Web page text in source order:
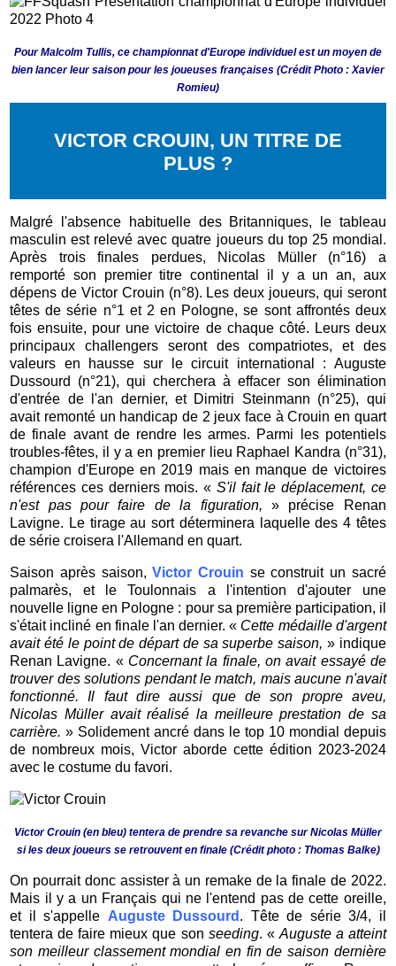
Pour Malcolm Tullis, ce championnat d'Europe individuel est un moyen de
bien lancer leur saison pour les joueuses françaises (Crédit Photo : Xavier
Romieu)
VICTOR CROUIN, UN TITRE DE
PLUS ?
Malgré l'absence habituelle des Britanniques, le tableau
masculin est relevé avec quatre joueurs du top 25 mondial.
Après trois finales perdues, Nicolas Müller (n°16) a
remporté son premier titre continental il y a un an, aux
dépens de Victor Crouin (n°8). Les deux joueurs, qui seront
têtes de série n°1 et 2 en Pologne, se sont affrontés deux
fois ensuite, pour une victoire de chaque côté. Leurs deux
principaux challengers seront des compatriotes, et des
valeurs en hausse sur le circuit international : Auguste
Dussourd (n°21), qui cherchera à effacer son élimination
d'entrée de l'an dernier, et Dimitri Steinmann (n°25), qui
avait remonté un handicap de 2 jeux face à Crouin en quart
de finale avant de rendre les armes. Parmi les potentiels
troubles-fêtes, il y a en premier lieu Raphael Kandra (n°31),
champion d'Europe en 2019 mais en manque de victoires
références ces derniers mois.« S'il fait le déplacement, ce
n'est pas pour faire de la figuration,» précise Renan
Lavigne. Le tirage au sort déterminera laquelle des 4 têtes
de série croisera l'Allemand en quart.
Saison après saison,Victor Crouin se construit un sacré
palmarès, et le Toulonnais a l'intention d'ajouter une
nouvelle ligne en Pologne : pour sa première participation, il
s'était incliné en finale l'an dernier. « Cette médaille d'argent
avait été le point de départ de sa superbe saison,» indique
Renan Lavigne. « Concernant la finale, on avait essayé de
trouver des solutions pendant le match, mais aucune n'avait
fonctionné. Il faut dire aussi que de son propre aveu,
Nicolas Müller avait réalisé la meilleure prestation de sa
carrière. » Solidement ancré dans le top 10 mondial depuis
de nombreux mois, Victor aborde cette édition 2023-2024
avec le costume du favori.
Victor Crouin (en bleu) tentera de prendre sa revanche sur Nicolas Müller
si les deux joueurs se retrouvent en finale (Crédit photo : Thomas Balke)
On pourrait donc assister à un remake de la finale de 2022.
Mais il y a un Français qui ne l'entend pas de cette oreille,
et il s'appelle Auguste Dussourd . Tête de série 3/4, il
tentera de faire mieux que son seeding. « Auguste a atteint
son meilleur classement mondial en fin de saison dernière